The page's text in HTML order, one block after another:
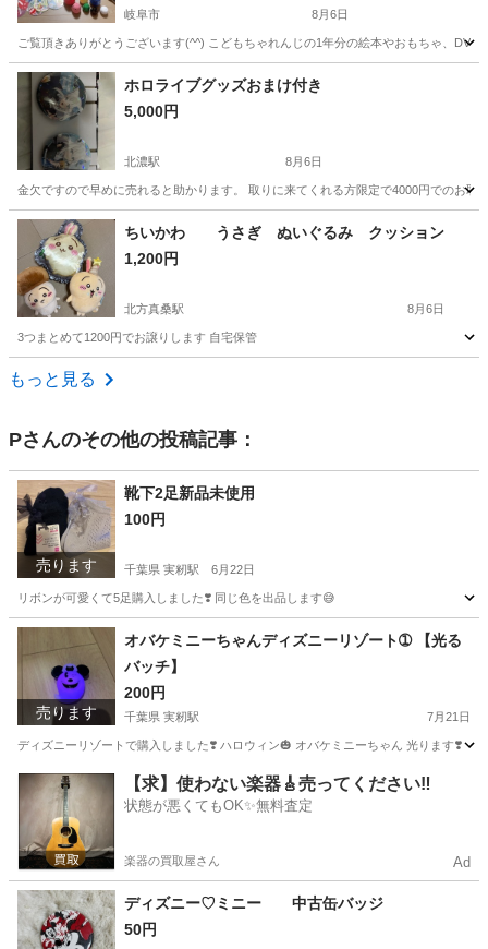
岐阜市 8月6日
ご覧頂きありがとうございます(^^) こどもちゃれんじの1年分の絵本やおもちゃ、
岐阜 岐阜市 おもちゃ こどもちゃれんじ
ホロライブグッズおまけ付き
5,000円
北濃駅 8月6日
金欠ですので早めに売れると助かります。 取りに来てくれる方限定で4000円でのお
岐阜 郡上市 北濃駅 おもちゃ
ちいかわ うさぎ ぬいぐるみ クッション
1,200円
北方真桑駅 8月6日
3つまとめて1200円でお譲りします 自宅保管
岐阜 本巣郡
もっと見る
Pさんのその他の投稿記事：
売ります
靴下2足新品未使用
100円
千葉県 実籾駅 6月22日
リボンが可愛くて5足購入しました❣️ 同じ色を出品します😅
千葉 千葉市 実籾駅 小物 新品
売ります
オバケミニーちゃんディズニーリゾート➀ 【光る
バッチ】
200円
千葉県 実籾駅 7月21日
ディズニーリゾートで購入しました❣️ ハロウィン🎃 オバケミニーちゃん 光ります❣️
千葉 千葉市 実籾駅 野球 バッチ
【求】使わない楽器🎸売ってください‼️
状態が悪くてもOK✨無料査定
楽器の買取屋さん Ad
ディズニー♡ミニー 中古缶バッジ
50円